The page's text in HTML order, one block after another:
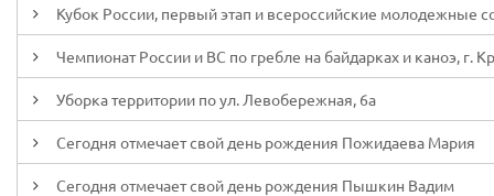
Кубок России, первый этап и всероссийские молодежные
Чемпионат России и ВС по гребле на байдарках и каноэ, г.
Уборка территории по ул. Левобережная, 6а
Сегодня отмечает свой день рождения Пожидаева Мария
Сегодня отмечает свой день рождения Пышкин Вадим